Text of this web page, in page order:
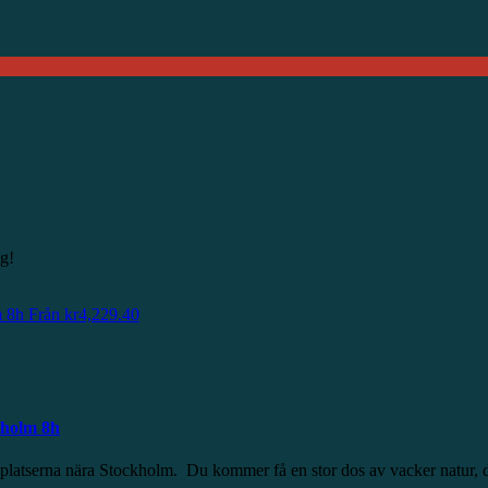
8h Från kr4,229.40
8h
nära Stockholm. Du kommer få en stor dos av vacker